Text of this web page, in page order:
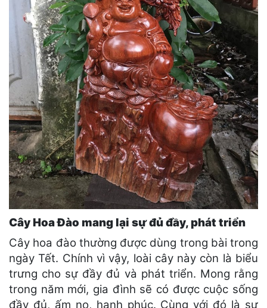
Cây Hoa Đào mang lại sự đủ đầy, phát triển
Cây hoa đào thường được dùng trong bài trong
ngày Tết. Chính vì vậy, loài cây này còn là biểu
trưng cho sự đầy đủ và phát triển. Mong rằng
trong năm mới, gia đình sẽ có được cuộc sống
đầy đủ, ấm no, hạnh phúc. Cùng với đó là sự